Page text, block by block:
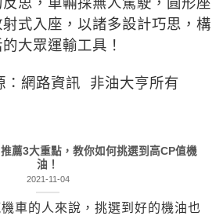
式入座，以諸多設計巧思，構
大眾運輸工具！
：網路資訊 非油大亨所有
薦3大重點，教你如何挑選到高CP值機
油！
2021-11-04
車的人來說，挑選到好的機油也